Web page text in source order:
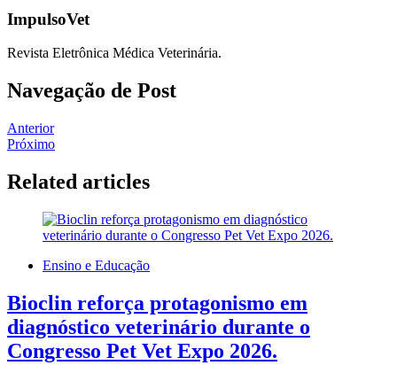
ImpulsoVet
Revista Eletrônica Médica Veterinária.
Navegação de Post
Anterior
Próximo
Related articles
Ensino e Educação
Bioclin reforça protagonismo em
diagnóstico veterinário durante o
Congresso Pet Vet Expo 2026.